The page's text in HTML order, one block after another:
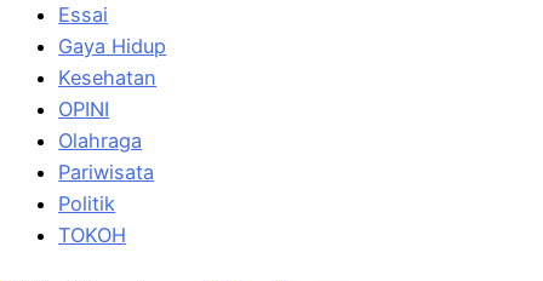
Essai
Gaya Hidup
Kesehatan
OPINI
Olahraga
Pariwisata
Politik
TOKOH